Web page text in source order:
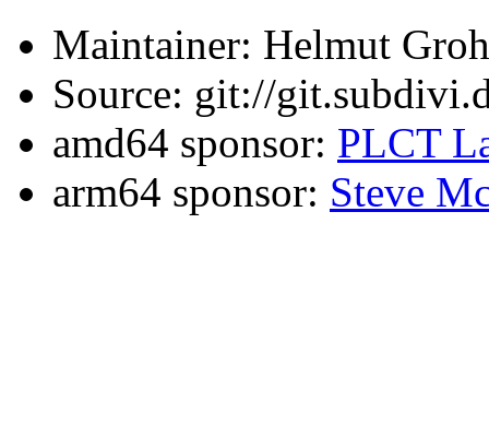
Maintainer: Helmut
Source: git://
amd64 sponsor: PLCT
arm64 sponsor: Steve